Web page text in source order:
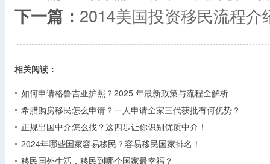
下一篇： 2014美国投资移民流程介
相关阅读：
如何申请格鲁吉亚护照？2025 年最新政策与流程全解析​
希腊购房移民怎么申请？一人申请全家三代获批有何优势？​
正规出国中介怎么找？这四步让你识别优质中介！
2024年哪些国家容易移民？容易移民国家排名！
移民国外生活，移民到哪个国家最幸福？